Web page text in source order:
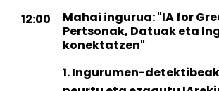
12:00
Mahai ingurua: "IA for
Pertsonak, Datuak eta
konektatzen"
1. Ingurumen-